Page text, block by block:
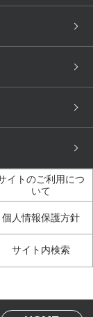
スタイル
研究開発センター見
ガ）
イトのご利用につ
いて
個人情報保護方針
サイト内検索